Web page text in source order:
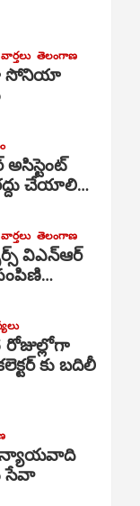
తెలంగాణ
సోనియా
అసిస్టెంట్
చేయాలి…
తెలంగాణ
విఎన్ఆర్
రోజుల్లోగా
కు బదిలీ
న్యాయవాది
సేవా